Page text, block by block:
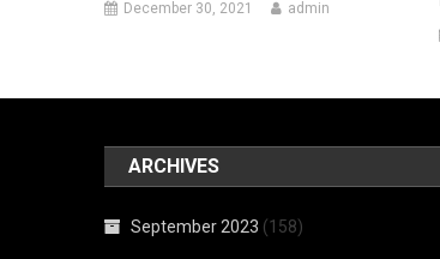
December 30, 2021 admin
ARCHIVES
September 2023 (158)